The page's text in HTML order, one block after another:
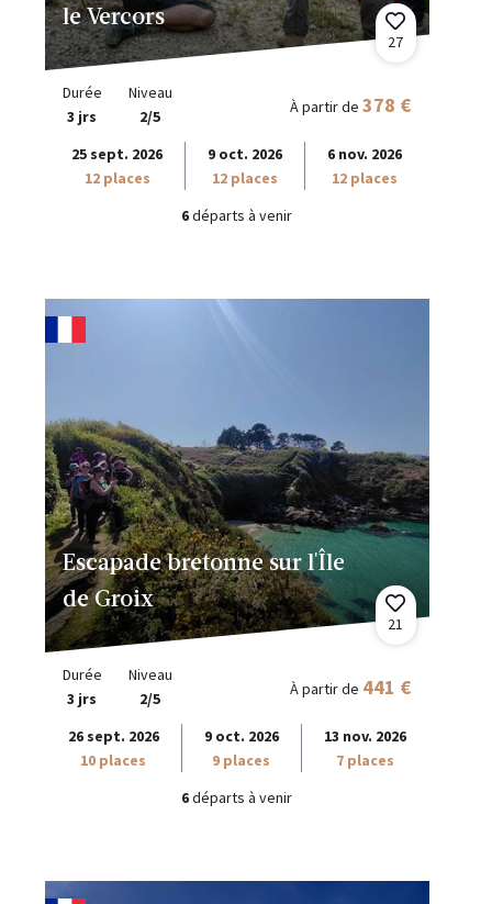
le Vercors
27
Durée
3 jrs
Niveau
2/5
À partir de 378 €
25 sept. 2026
12 places
9 oct. 2026
12 places
6 nov. 2026
12 places
6départs à venir
Escapade bretonne sur l'Île
de Groix
21
Durée
3 jrs
Niveau
2/5
À partir de 441 €
26 sept. 2026
10 places
9 oct. 2026
9 places
13 nov. 2026
7 places
6départs à venir